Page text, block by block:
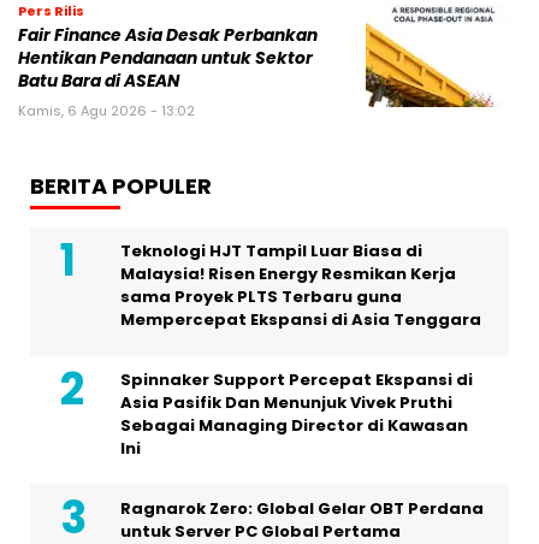
Pers Rilis
Fair Finance Asia Desak Perbankan
Hentikan Pendanaan untuk Sektor
Batu Bara di ASEAN
Kamis, 6 Agu 2026 - 13:02
BERITA POPULER
Teknologi HJT Tampil Luar Biasa di
Malaysia! Risen Energy Resmikan Kerja
sama Proyek PLTS Terbaru guna
Mempercepat Ekspansi di Asia Tenggara
Spinnaker Support Percepat Ekspansi di
Asia Pasifik Dan Menunjuk Vivek Pruthi
Sebagai Managing Director di Kawasan
Ini
Ragnarok Zero: Global Gelar OBT Perdana
untuk Server PC Global Pertama